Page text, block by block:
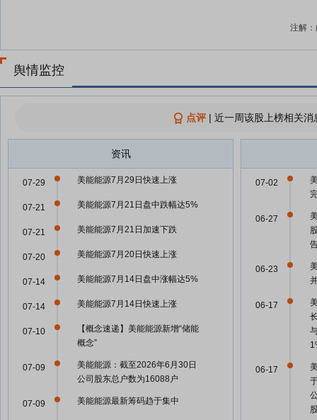
注解
舆情监控
点评| 近一周该股上榜相关
资讯
美能能源7月29日快速上涨
07-29
美能能源7月21日盘中跌幅达5%
07-21
美能能源7月21日加速下跌
07-21
美能能源7月20日快速上涨
07-20
美能能源7月14日盘中涨幅达5%
07-14
美能能源7月14日快速上涨
07-14
【概念速递】美能能源新增“储能
概念”
07-10
美能能源：截至2026年6月30日
公司股东总户数为16088户
07-09
美能能源最新筹码趋于集中
07-09
07-02
06-27
06-23
06-17
06-17